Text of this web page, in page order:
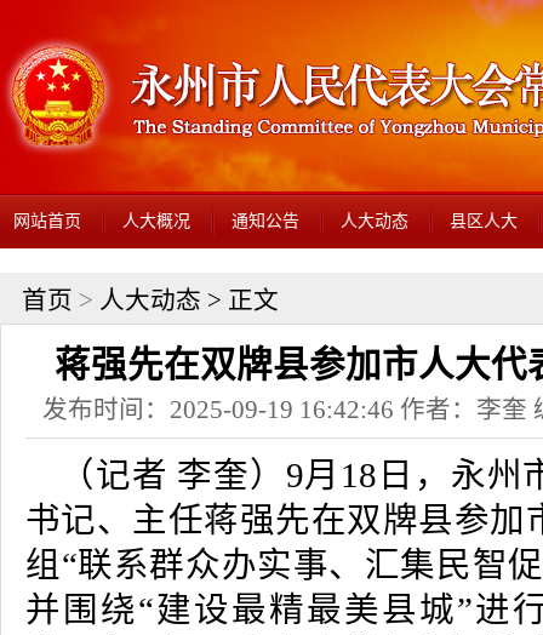
网站首页 人大概况 通知公告 人大动态 县区人大
首页 > 人大动态 > 正文
蒋强先在双牌县参加市人大代
发布时间：2025-09-19 16:42:46 作者：李奎
（记者 李奎）9月18日，永
书记、主任蒋强先在双牌县参加
组“联系群众办实事、汇集民智
并围绕“建设最精最美县城”进